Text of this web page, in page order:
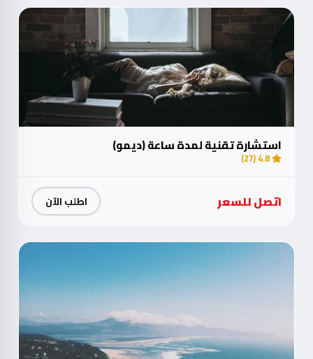
استشارة تقنية لمدة ساعة (ديمو)
4.8 (27)
اتصل للسعر اطلب الآن